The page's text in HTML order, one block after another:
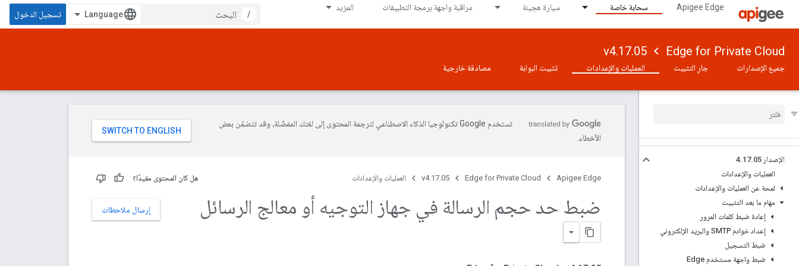
Apigee Edge سحابة خاصة سيارة هجينة مراقبة واجهة برمجة التطبيقات المزيد
/ تسجيل الدخول
Edge for Private Cloud
v4.17.05
جميع الإصدارات جارٍ التثبيت العمليات والإعدادات تثبيت البوابة مصادقة خارجية
الإصدار 4 .17.05
العمليات والإعدادات
لمحة عن العمليات والإعدادات
مهام ما بعد التثبيت
إعادة ضبط كلمات المرور
إعداد خوادم SMTP والبريد الإلكتروني
ضبط التسجيل
ضبط واجهة مستخدم Edge
تستخدم Google تكنولوجيا الذكاء الاصطناعي لترجمة المحتوى إلى لغتك المفضّلة، وقد تتضمّن بعض
الأخطاء.
Apigee Edge
Edge for Private Cloud
v4.17.05 العمليات والإعدادات هل كان المحتوى مفيدًا؟
إرسال ملاحظات ضبط حد حجم الرسالة في جهاز التوجيه أو معالج الرسائل